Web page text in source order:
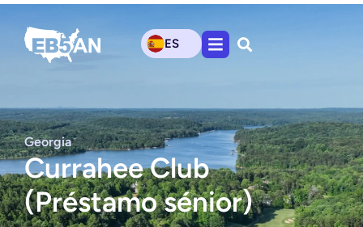
ES
Georgia
Currahee Club
(Préstamo sénior)